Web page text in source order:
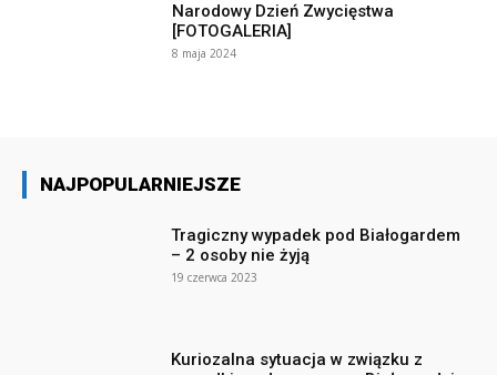
Narodowy Dzień Zwycięstwa
[FOTOGALERIA]
8 maja 2024
NAJPOPULARNIEJSZE
Tragiczny wypadek pod Białogardem
– 2 osoby nie żyją
19 czerwca 2023
Kuriozalna sytuacja w związku z